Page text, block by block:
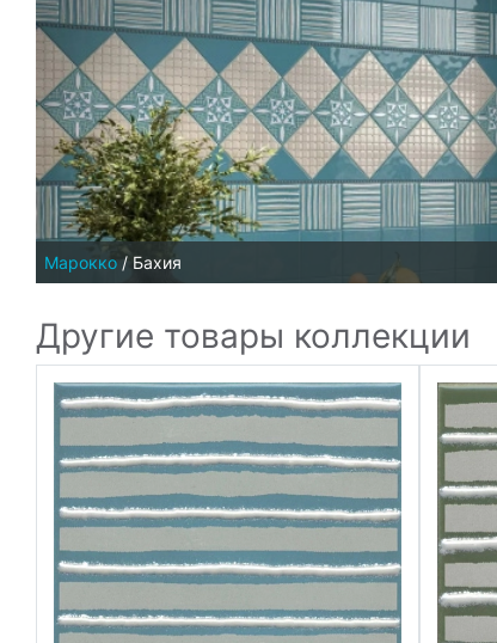
Марокко / Бахия
Другие товары коллекции